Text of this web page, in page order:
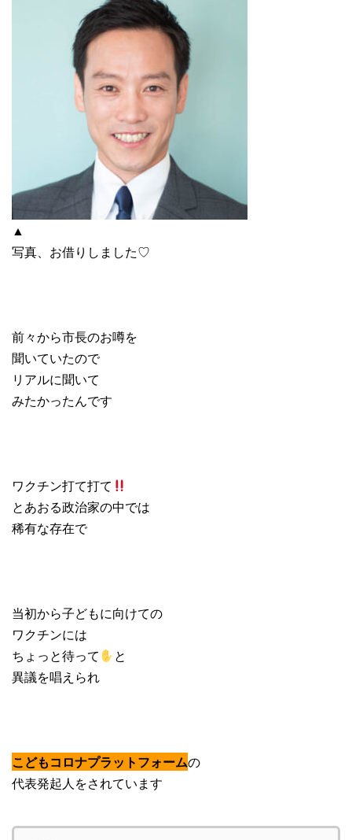
▲
写真、お借りしました♡
前々から市長のお噂を
聞いていたので
リアルに聞いて
みたかったんです
ワクチン打て打て
とあおる政治家の中では
稀有な存在で
当初から子どもに向けての
ワクチンには
ちょっと待って
と
異議を唱えられ
こどもコロナプラットフォームの
代表発起人をされています